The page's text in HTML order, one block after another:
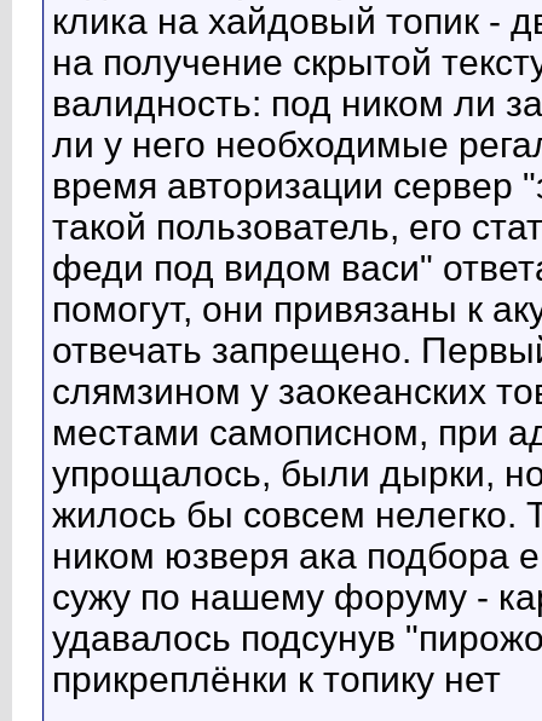
клика на хайдовый топик -
на получение скрытой
валидность: под ником ли
ли у него необходимые
время авторизации сервер
такой пользователь, его
феди под видом васи"
помогут, они привязаны к
отвечать запрещено.
слямзином у заокеанских
местами самописном, при
упрощалось, были дырки,
жилось бы совсем нелегко.
ником юзверя ака подбора
сужу по нашему форуму -
удавалось подсунув
прикреплёнки к топику нет